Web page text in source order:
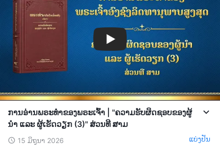
ການອ່ານພຣະທຳຂອງພຣະເຈົ້າ | "ຄວາມຮັບຜິດຊອບຂອງຜູ້
ນໍາ ແລະ ຜູ້ເຮັດວຽກ (3)" ສ່ວນທີ ສາມ
15 ມິຖຸນາ 2026 ແບ່ງປັນ